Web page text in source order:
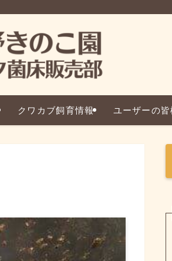
クワカブ飼育情報 ユーザーの皆